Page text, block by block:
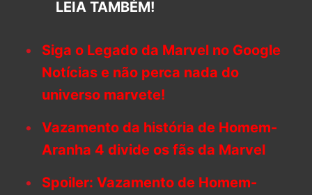
LEIA TAMBÉM!
Siga o Legado da Marvel no Google
Notícias e não perca nada do
universo marvete!
Vazamento da história de Homem-
Aranha 4 divide os fãs da Marvel
Spoiler: Vazamento de Homem-